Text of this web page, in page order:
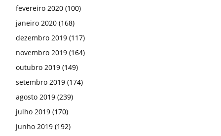
fevereiro 2020 (100)
janeiro 2020 (168)
dezembro 2019 (117)
novembro 2019 (164)
outubro 2019 (149)
setembro 2019 (174)
agosto 2019 (239)
julho 2019 (170)
junho 2019 (192)